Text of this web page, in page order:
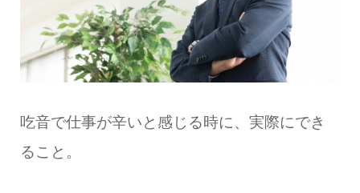
吃音で仕事が辛いと感じる時に、実際にでき
ること。